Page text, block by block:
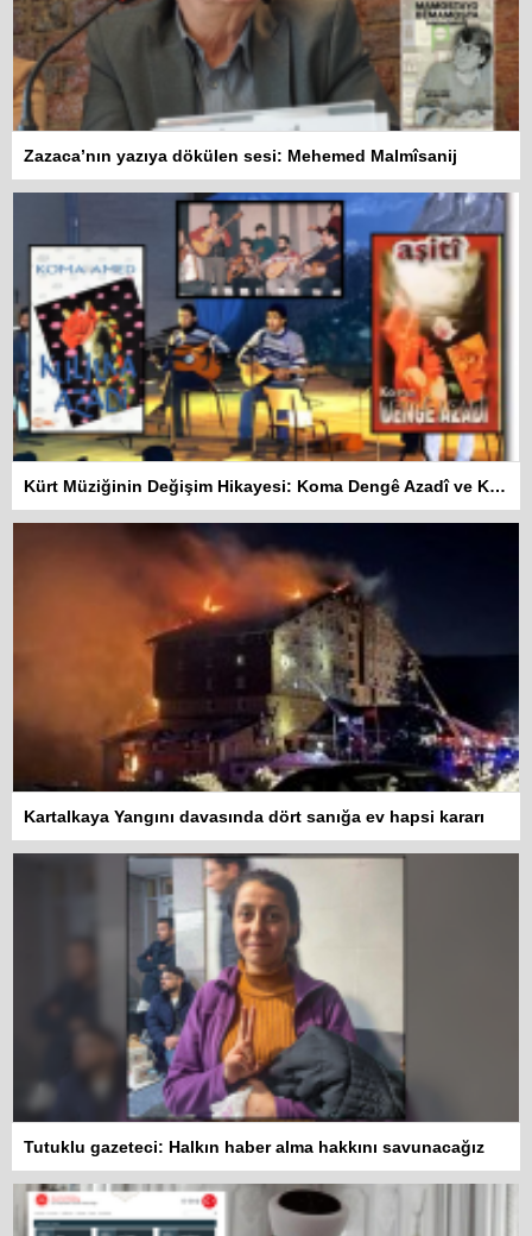
Zazaca’nın yazıya dökülen sesi: Mehemed Malmîsanij
Kürt Müziğinin Değişim Hikayesi: Koma Dengê Azadî ve Koma Amed
Kartalkaya Yangını davasında dört sanığa ev hapsi kararı
Tutuklu gazeteci: Halkın haber alma hakkını savunacağız